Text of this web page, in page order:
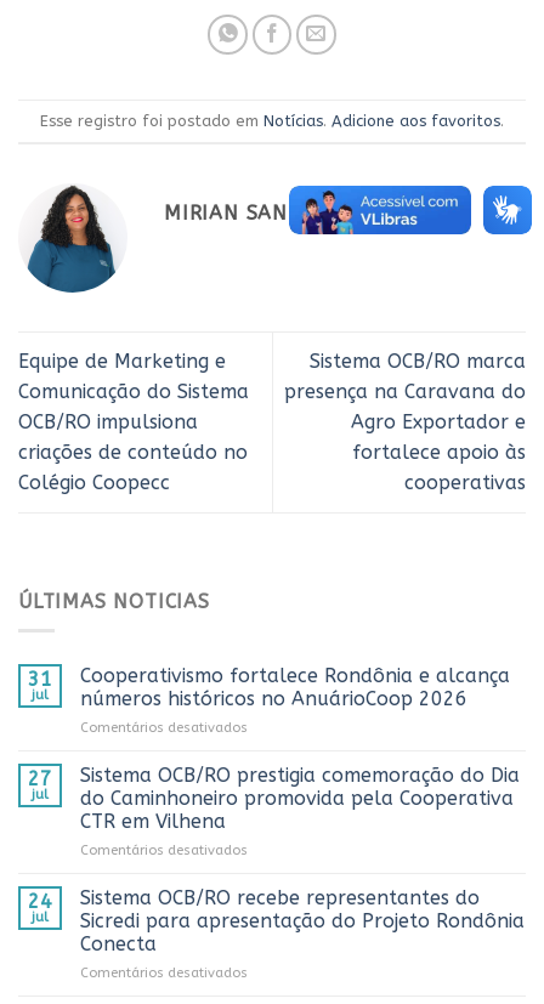
Esse registro foi postado em Notícias. Adicione aos favoritos.
MIRIAN SANTOS
Equipe de Marketing e
Comunicação do Sistema
OCB/RO impulsiona
criações de conteúdo no
Colégio Coopecc
Sistema OCB/RO marca
presença na Caravana do
Agro Exportador e
fortalece apoio às
cooperativas
ÚLTIMAS NOTICIAS
31
jul
Cooperativismo fortalece Rondônia e alcança
números históricos no AnuárioCoop 2026
Comentários desativados
fortalece
Rondônia
e
no
AnuárioCoop
27
jul
Sistema OCB/RO prestigia comemoração do Dia
do Caminhoneiro promovida pela Cooperativa
CTR em Vilhena
Comentários desativados
OCB/RO
prestigia
comemoração
24
jul
Sistema OCB/RO recebe representantes do
Sicredi para apresentação do Projeto Rondônia
Conecta
Comentários desativados